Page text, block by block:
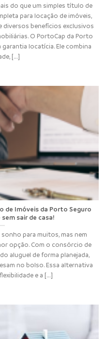
do que um simples título de
para locação de imóveis,
diversos benefícios exclusivos
O PortoCap da Porto
locatícia. Ele combina
[...]
de Imóveis da Porto Seguro
sem sair de casa!
para muitos, mas nem
opção. Com o consórcio de
aluguel de forma planejada,
no bolso. Essa alternativa
e a [...]